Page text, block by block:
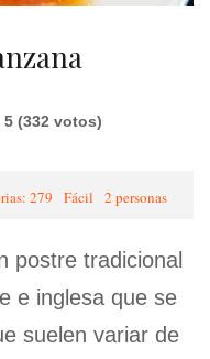
5 (332 votos)
279 Fácil 2 personas
postre tradicional
e inglesa que se
suelen variar de